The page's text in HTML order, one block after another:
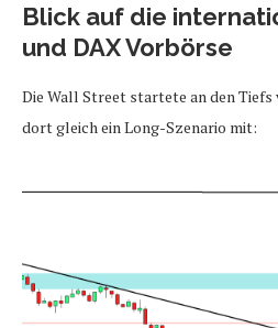
Blick auf die
und DAX Vorbörse
Die Wall Street startete an den
dort gleich ein Long-Szenario mit: